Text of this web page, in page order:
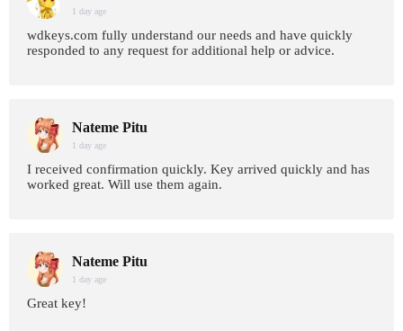
1 day age
wdkeys.com fully understand our needs and have quickly
responded to any request for additional help or advice.
Nateme Pitu
1 day age
I received confirmation quickly. Key arrived quickly and has
worked great. Will use them again.
Nateme Pitu
1 day age
Great key!